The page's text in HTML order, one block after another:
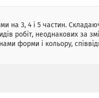
на 3, 4 і 5 частин.
робіт, неоднакових за
форми і кольору,